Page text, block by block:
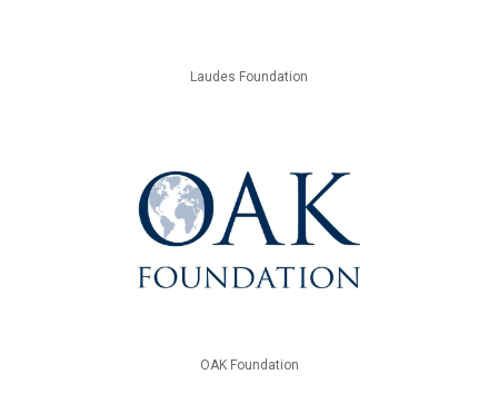
Laudes Foundation
OAK Foundation